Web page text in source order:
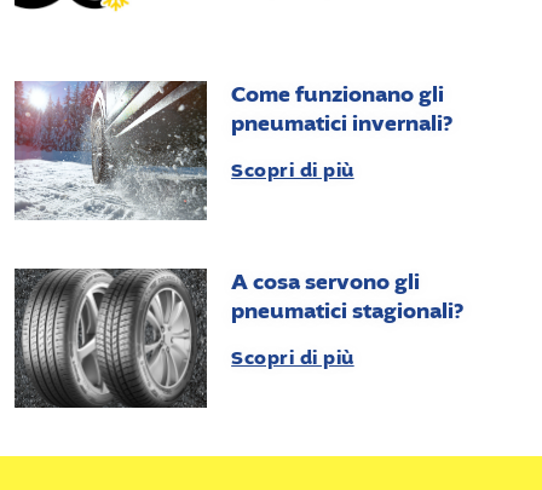
Come funzionano gli
pneumatici invernali?
Scopri di più
A cosa servono gli
pneumatici stagionali?
Scopri di più